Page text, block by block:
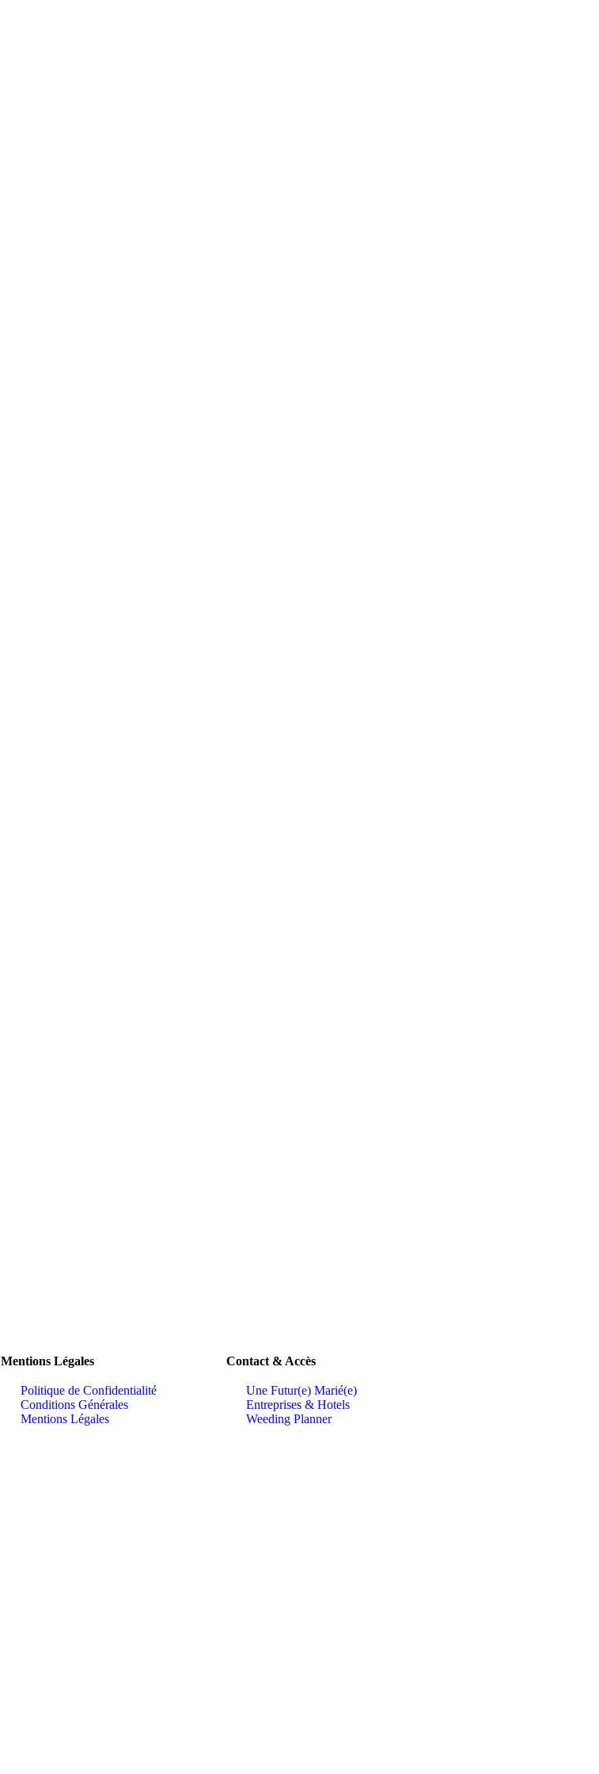
Mentions Légales
Politique de Confidentialité
Conditions Générales
Mentions Légales
Contact & Accès
Une Futur(e) Marié(e)
Entreprises & Hotels
Weeding Planner